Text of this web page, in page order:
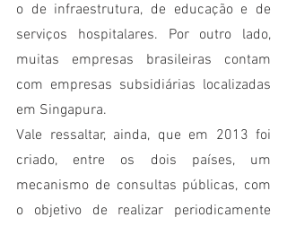
o de infraestrutura, de educação e de
serviços hospitalares. Por outro lado,
muitas empresas brasileiras contam
com empresas subsidiárias localizadas
em Singapura.
Vale ressaltar, ainda, que em 2013 foi
criado, entre os dois países, um
mecanismo de consultas públicas, com
o objetivo de realizar periodicamente